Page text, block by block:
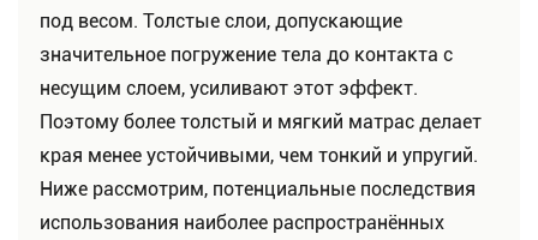
под весом. Толстые слои, допускающие
значительное погружение тела до контакта с
несущим слоем, усиливают этот эффект.
Поэтому более толстый и мягкий матрас делает
края менее устойчивыми, чем тонкий и упругий.
Ниже рассмотрим, потенциальные последствия
использования наиболее распространённых